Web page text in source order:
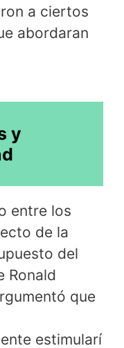
a ciertos
abordaran
y
entre los
de la
del
Ronald
que
estimularí